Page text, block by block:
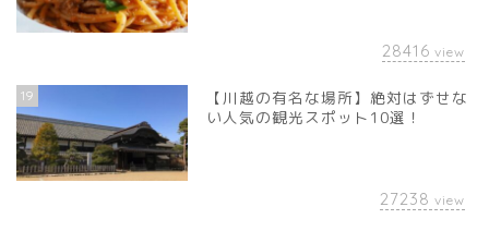
28416 view
19
【川越の有名な場所】絶対はずせな
い人気の観光スポット10選！
27238 view